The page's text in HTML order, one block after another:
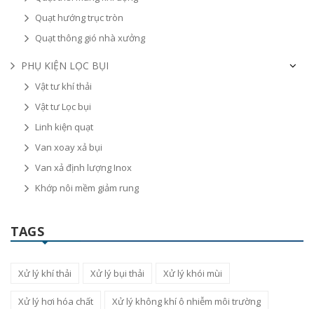
Quạt hướng trục tròn
Quạt thông gió nhà xưởng
PHỤ KIỆN LỌC BỤI
Vật tư khí thải
Vật tư Lọc bụi
Linh kiện quạt
Van xoay xả bụi
Van xả định lượng Inox
Khớp nôi mềm giảm rung
TAGS
Xử lý khí thải Xử lý bụi thải Xử lý khói mùi
Xử lý hơi hóa chất Xử lý không khí ô nhiễm môi trường